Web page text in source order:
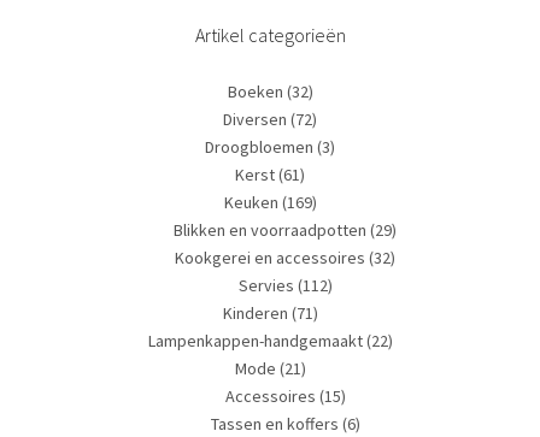
Artikel categorieën
Boeken (32)
Diversen (72)
Droogbloemen (3)
Kerst(61)
Keuken (169)
Blikken en voorraadpotten (29)
Kookgerei en accessoires (32)
Servies (112)
Kinderen (71)
Lampenkappen-handgemaakt(22)
Mode (21)
Accessoires (15)
Tassen en koffers (6)